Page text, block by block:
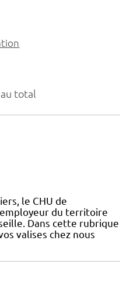
total
le CHU de
du territoire
Dans cette rubrique
valises chez nous